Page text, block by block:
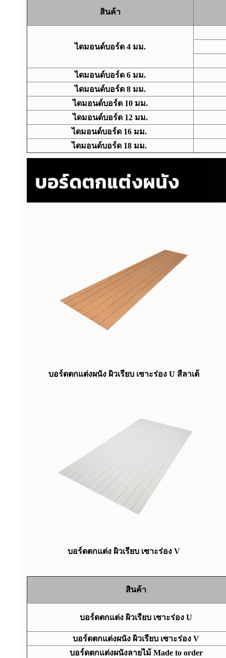
สินค้า
ไดมอนด์บอร์ด 4 มม.
ไดมอนด์บอร์ด 6 มม.
ไดมอนด์บอร์ด 8 มม.
ไดมอนด์บอร์ด 10 มม.
ไดมอนด์บอร์ด 12 มม.
ไดมอนด์บอร์ด 16 มม.
ไดมอนด์บอร์ด 18 มม.
บอร์ดตกแต่งผนัง ผิวเรียบ เซาะร่อง U สีลาเต้
บอร์ดตกแต่ง ผิวเรียบ เซาะร่อง V
สินค้า
บอร์ดตกแต่ง ผิวเรียบ เซาะร่อง U
บอร์ดตกแต่งผนัง ผิวเรียบ เซาะร่อง V
บอร์ดตกแต่งผนังลายไม้ Made to order